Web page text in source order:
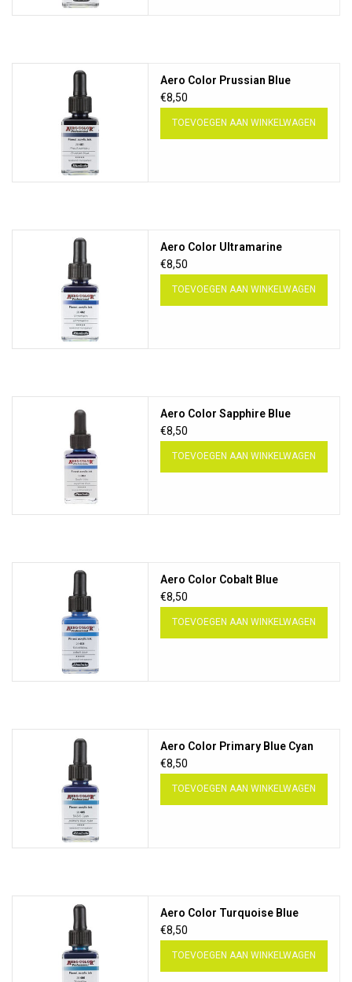
Aero Color Prussian Blue
€8,50
TOEVOEGEN AAN WINKELWAGEN
Aero Color Ultramarine
€8,50
TOEVOEGEN AAN WINKELWAGEN
Aero Color Sapphire Blue
€8,50
TOEVOEGEN AAN WINKELWAGEN
Aero Color Cobalt Blue
€8,50
TOEVOEGEN AAN WINKELWAGEN
Aero Color Primary Blue Cyan
€8,50
TOEVOEGEN AAN WINKELWAGEN
Aero Color Turquoise Blue
€8,50
TOEVOEGEN AAN WINKELWAGEN